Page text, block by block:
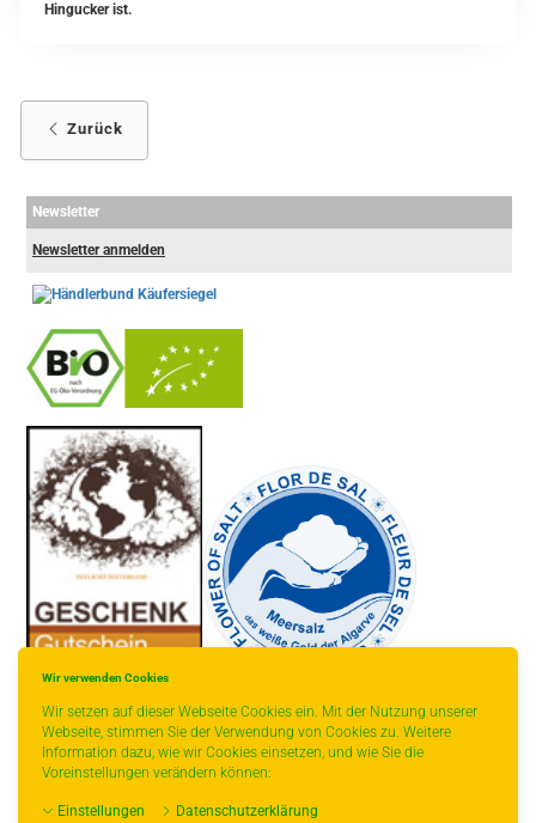
Wir verwenden Cookies
Wir setzen auf dieser Webseite Cookies ein. Mit der Nutzung unserer
Webseite, stimmen Sie der Verwendung von Cookies zu. Weitere
Information dazu, wie wir Cookies einsetzen, und wie Sie die
Voreinstellungen verändern können:
Einstellungen Datenschutzerklärung
Hingucker ist.
Zurück
Newsletter
Newsletter anmelden
* gilt für Lieferungen innerhalb Deutschlands, Lieferzeiten für andere